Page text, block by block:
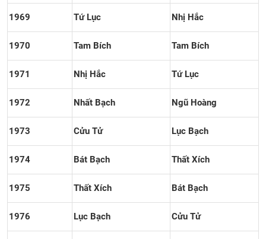
1969 Tứ Lục Nhị Hắc
1970 Tam Bích Tam Bích
1971 Nhị Hắc Tứ Lục
1972 Nhất Bạch Ngũ Hoàng
1973 Cửu Tử Lục Bạch
1974 Bát Bạch Thất Xích
1975 Thất Xích Bát Bạch
1976 Lục Bạch Cửu Tử